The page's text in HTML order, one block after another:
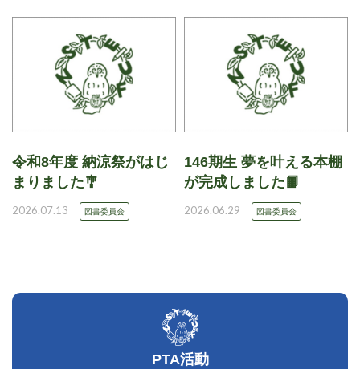
令和8年度 納涼祭がはじ
まりました🎐
2026.07.13 図書委員会
146期生 夢を叶える本棚
が完成しました📙
2026.06.29 図書委員会
PTA活動